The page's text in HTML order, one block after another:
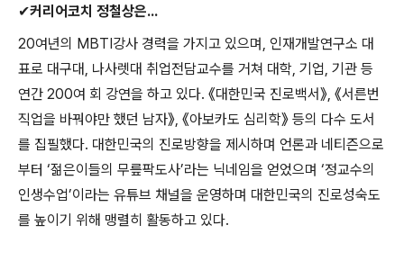
✔커리어코치 정철상은...
20여년의 MBTI 강사 경력을 가지고 있으며 , 인재개발연구소 대
표로 대구대 , 나사렛대 취업전담교수를 거쳐 대학, 기업, 기관 등
연간 200여 회 강연을 하고 있다. 《대한민국 진로백서 》, 《서른번
직업을 바꿔야만 했던 남자》, 《아보카도 심리학》 등의 다수 도서
를 집필했다. 대한민국의 진로방향을 제시하며 언론과 네티즌으로
부터 ‘젊은이들의 무릎팍도사’라는 닉네임을 얻었으며 ‘정교수의
인생수업’이라는 유튜브 채널을 운영하며 대한민국의 진로성숙도
를 높이기 위해 맹렬히 활동하고 있다.